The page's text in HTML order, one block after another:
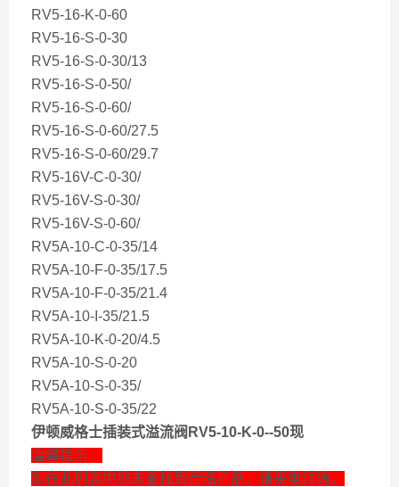
RV5-16-K-0-60
RV5-16-S-0-30
RV5-16-S-0-30/13
RV5-16-S-0-50/
RV5-16-S-0-60/
RV5-16-S-0-60/27.5
RV5-16-S-0-60/29.7
RV5-16V-C-0-30/
RV5-16V-S-0-30/
RV5-16V-S-0-60/
RV5A-10-C-0-35/14
RV5A-10-F-0-35/17.5
RV5A-10-F-0-35/21.4
RV5A-10-I-35/21.5
RV5A-10-K-0-20/4.5
RV5A-10-S-0-20
RV5A-10-S-0-35/
RV5A-10-S-0-35/22
伊顿威格士插装式溢流阀RV5-10-K-0--50现
温馨提示：
如在此列表中您未查找到合适产品，请来电详询，